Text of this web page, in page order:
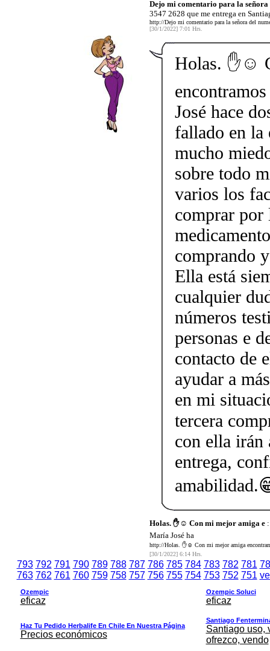
Dejo mi comentario para la
3547 2628 que me entrega en
http://Dejo mi comentario para la señora del
[30/1/2022] 7:01 Hrs.
Holas. ✋☺️
José hace
fallado en la
mucho
sobre todo
varios los
comprar por
comprando
Ella está
cualquier
números
personas e
contacto de
ayudar a
en mi
tercera
con ella irán
entrega,
Holas. ✋☺️ Con mi mejor amiga e
María José ha
http://Holas. ✋☺️ Con mi mejor amiga
[30/1/2022] 6:14 Hrs.
793 792 791 790 789 788 787 786 785 784 783 782 781
763 762 761 760 759 758 757 756 755 754 753 752 751
Ozempic
eficaz
Ozempic Soluci
eficaz
Haz Tu Pedido Herbalife En Chile En Nuestra Página
Precios económicos
Santiago
Santiago uso,
ofrezco, vendo